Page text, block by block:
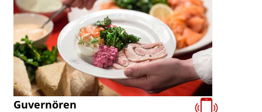
Guvernören